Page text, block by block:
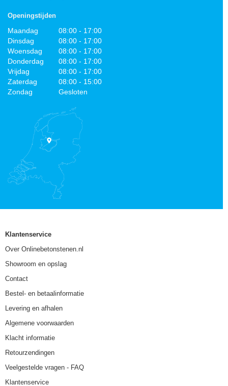
Openingstijden
Maandag
08:00 - 17:00
Dinsdag
08:00 - 17:00
Woensdag
08:00 - 17:00
Donderdag
08:00 - 17:00
Vrijdag
08:00 - 17:00
Zaterdag
08:00 - 15:00
Zondag
Gesloten
Klantenservice
Over Onlinebetonstenen.nl
Showroom en opslag
Contact
Bestel- en betaalinformatie
Levering en afhalen
Algemene voorwaarden
Klacht informatie
Retourzendingen
Veelgestelde vragen - FAQ
Klantenservice